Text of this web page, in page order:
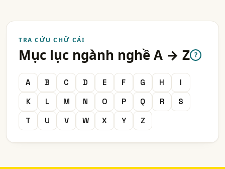
TRA CỨU CHỮ CÁI
Mục lục ngành nghề A → Z ?
A B C D E F G H
I
K
L M N O P Q R
S
T
U V W X Y Z